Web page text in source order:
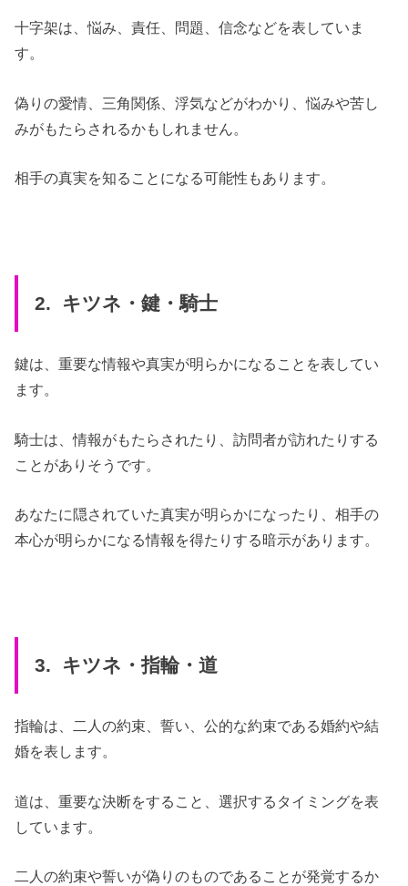
十字架は、悩み、責任、問題、信念などを表していま
す。
偽りの愛情、三角関係、浮気などがわかり、悩みや苦し
みがもたらされるかもしれません。
相手の真実を知ることになる可能性もあります。
2. キツネ・鍵・騎士
鍵は、重要な情報や真実が明らかになることを表してい
ます。
騎士は、情報がもたらされたり、訪問者が訪れたりする
ことがありそうです。
あなたに隠されていた真実が明らかになったり、相手の
本心が明らかになる情報を得たりする暗示があります。
3. キツネ・指輪・道
指輪は、二人の約束、誓い、公的な約束である婚約や結
婚を表します。
道は、重要な決断をすること、選択するタイミングを表
しています。
二人の約束や誓いが偽りのものであることが発覚するか